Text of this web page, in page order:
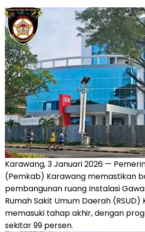
Karawang, 3 Januari 2026 —
(Pemkab) Karawang memastikan
pembangunan ruang Instalasi
Rumah Sakit Umum Daerah
memasuki tahap akhir, dengan
sekitar 99 persen.